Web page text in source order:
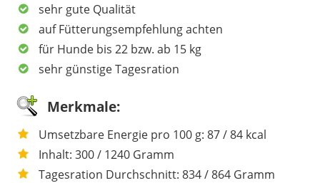
sehr gute Qualität
auf Fütterungsempfehlung achten
für Hunde bis 22 bzw. ab 15 kg
sehr günstige Tagesration
Merkmale:
Umsetzbare Energie pro 100 g: 87 / 84 kcal
Inhalt: 300 / 1240 Gramm
Tagesration Durchschnitt: 834 / 864 Gramm